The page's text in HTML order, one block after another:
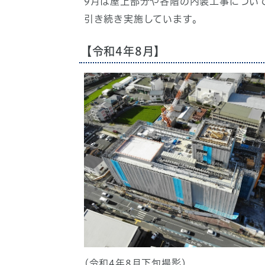
引き続き実施しています。
【令和4年8月】
(令和4年8月下旬撮影)